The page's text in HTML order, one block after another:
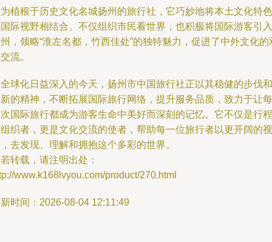
植根于历史文化名城扬州的旅行社，它巧妙地将本土文化特色
际视野相结合。不仅组织市民看世界，也积极将国际游客引入
，领略“淮左名都，竹西佳处”的独特魅力，促进了中外文化的
流。
球化日益深入的今天，扬州市中国旅行社正以其稳健的步伐和
的精神，不断拓展国际旅行网络，提升服务品质，致力于让每
国际旅行都成为游客生命中美好而深刻的记忆。它不仅是行程
织者，更是文化交流的使者，帮助每一位旅行者以更开阔的视
去发现、理解和拥抱这个多彩的世界。
转载，请注明出处：
www.k168lvyou.com/product/270.html
时间：2026-08-04 12:11:49